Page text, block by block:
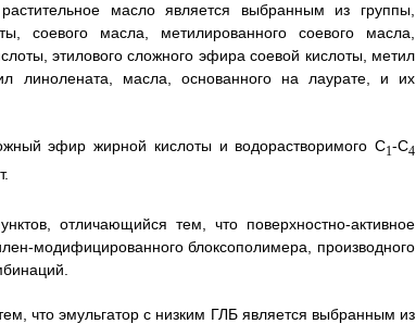
масло является выбранным из группы,
соевого масла, метилированного соевого масла,
этилового сложного эфира соевой кислоты, метил
линолената, масла, основанного на лаурате, и их
эфир жирной кислоты и водорастворимого C1-С4
отличающийся тем, что поверхностно-активное
модифицированного блоксополимера, производного
что эмульгатор с низким ГЛБ является выбранным из